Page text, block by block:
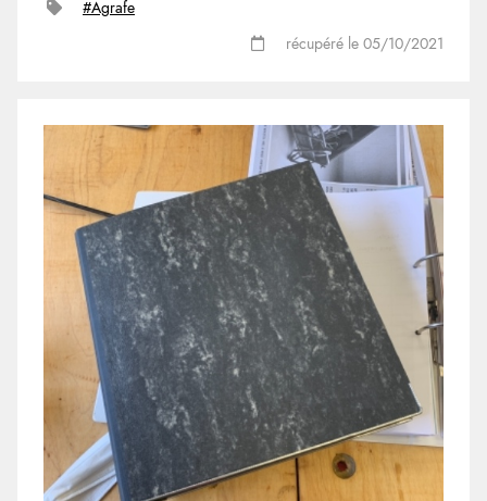
#Agrafe
récupéré le 05/10/2021